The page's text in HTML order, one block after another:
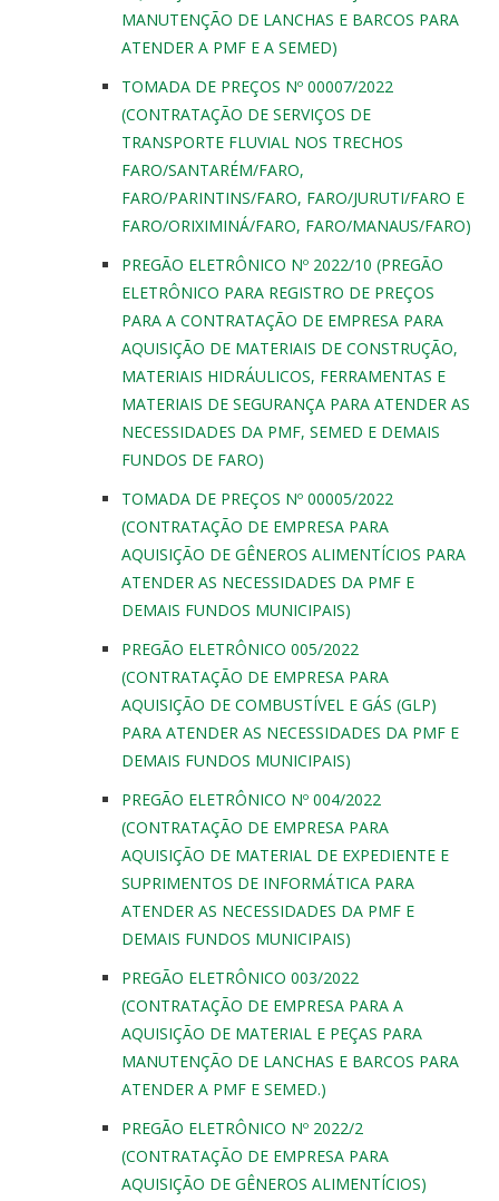
MANUTENÇÃO DE LANCHAS E BARCOS PARA
ATENDER A PMF E A SEMED)
TOMADA DE PREÇOS Nº 00007/2022
(CONTRATAÇÃO DE SERVIÇOS DE
TRANSPORTE FLUVIAL NOS TRECHOS
FARO/SANTARÉM/FARO,
FARO/PARINTINS/FARO, FARO/JURUTI/FARO E
FARO/ORIXIMINÁ/FARO, FARO/MANAUS/FARO)
PREGÃO ELETRÔNICO Nº 2022/10 (PREGÃO
ELETRÔNICO PARA REGISTRO DE PREÇOS
PARA A CONTRATAÇÃO DE EMPRESA PARA
AQUISIÇÃO DE MATERIAIS DE CONSTRUÇÃO,
MATERIAIS HIDRÁULICOS, FERRAMENTAS E
MATERIAIS DE SEGURANÇA PARA ATENDER AS
NECESSIDADES DA PMF, SEMED E DEMAIS
FUNDOS DE FARO)
TOMADA DE PREÇOS Nº 00005/2022
(CONTRATAÇÃO DE EMPRESA PARA
AQUISIÇÃO DE GÊNEROS ALIMENTÍCIOS PARA
ATENDER AS NECESSIDADES DA PMF E
DEMAIS FUNDOS MUNICIPAIS)
PREGÃO ELETRÔNICO 005/2022
(CONTRATAÇÃO DE EMPRESA PARA
AQUISIÇÃO DE COMBUSTÍVEL E GÁS (GLP)
PARA ATENDER AS NECESSIDADES DA PMF E
DEMAIS FUNDOS MUNICIPAIS)
PREGÃO ELETRÔNICO Nº 004/2022
(CONTRATAÇÃO DE EMPRESA PARA
AQUISIÇÃO DE MATERIAL DE EXPEDIENTE E
SUPRIMENTOS DE INFORMÁTICA PARA
ATENDER AS NECESSIDADES DA PMF E
DEMAIS FUNDOS MUNICIPAIS)
PREGÃO ELETRÔNICO 003/2022
(CONTRATAÇÃO DE EMPRESA PARA A
AQUISIÇÃO DE MATERIAL E PEÇAS PARA
MANUTENÇÃO DE LANCHAS E BARCOS PARA
ATENDER A PMF E SEMED.)
PREGÃO ELETRÔNICO Nº 2022/2
(CONTRATAÇÃO DE EMPRESA PARA
AQUISIÇÃO DE GÊNEROS ALIMENTÍCIOS)